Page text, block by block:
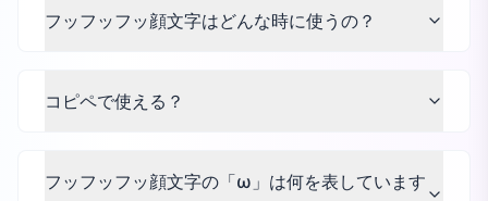
フッフッフッ顔文字はどんな時に使うの？
コピペで使える？
フッフッフッ顔文字の「ω」は何を表しています